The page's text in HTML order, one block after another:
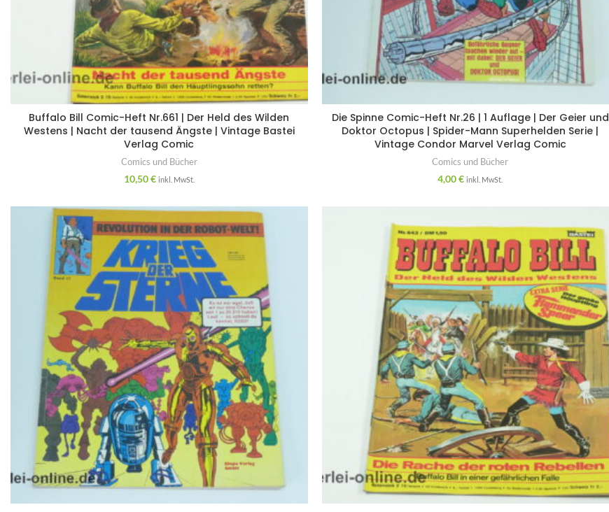
Buffalo Bill Comic-Heft Nr.661 | Der Held des Wilden
Westens | Nacht der tausend Ängste | Vintage Bastei
Verlag Comic
Comics und Bücher
10,50€ inkl. MwSt.
Die Spinne Comic-Heft Nr.26 | 1 Auflage | Der Geier und
Doktor Octopus | Spider-Mann Superhelden Serie |
Vintage Condor Marvel Verlag Comic
Comics und Bücher
4,00€ inkl. MwSt.